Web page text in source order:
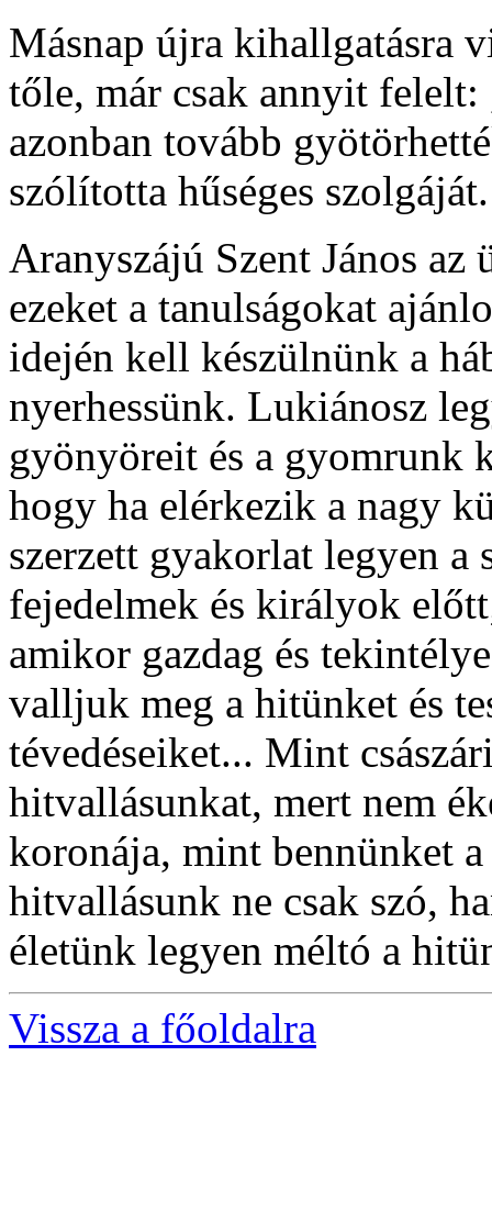
Másnap újra kihallgatásra
tőle, már csak annyit
azonban tovább
szólította hűséges szolgáját.
Aranyszájú Szent János az
ezeket a tanulságokat
idején kell készülnünk a
nyerhessünk. Lukiánosz
gyönyöreit és a gyomrunk
hogy ha elérkezik a nagy
szerzett gyakorlat legyen a
fejedelmek és királyok
amikor gazdag és
valljuk meg a hitünket és
tévedéseiket... Mint
hitvallásunkat, mert nem
koronája, mint bennünket
hitvallásunk ne csak szó,
életünk legyen méltó a
Vissza a főoldalra